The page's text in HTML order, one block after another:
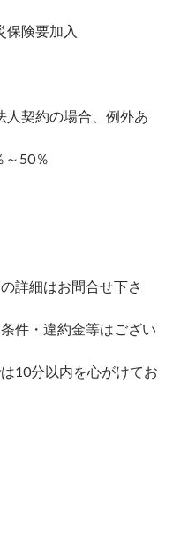
険要加入
契約の場合、例外あ
～50％
詳細はお問合せ下さ
件・違約金等はござい
10分以内を心がけてお